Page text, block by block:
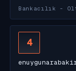
Bankacılık -
4